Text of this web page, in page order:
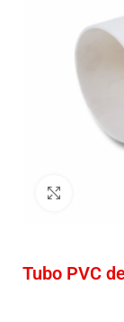
Tubo PVC